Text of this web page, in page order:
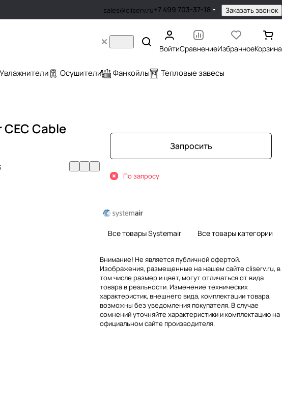
sales@cliserv.ru+7 499 703-37-18 Заказать звонок
ВойтиСравнениеИзбранноеКорзина
Увлажнители Осушители Фанкойлы Тепловые завесы
Cable
Запросить
По запросу
Все товары Systemair Все товары категории
Внимание! Не является публичной офертой.
Изображения, размещенные на нашем сайте cliserv.ru, в
том числе размер и цвет, могут отличаться от вида
товара в реальности. Изменение технических
характеристик, внешнего вида, комплектации товара,
возможны без уведомления покупателя. В случае
сомнений уточняйте характеристики и комплектацию на
официальном сайте производителя.